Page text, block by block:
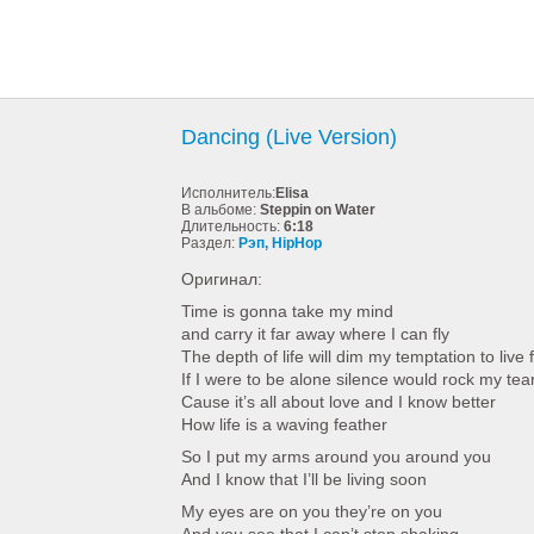
Dancing (Live Version)
Исполнитель:Elisa
В альбоме: Steppin on Water
Длительность: 6:18
Раздел: Рэп, HipHop
Оригинал:
Time is gonna take my mind
and carry it far away where I can fly
The depth of life will dim my temptation to live
If I were to be alone silence would rock my
Cause it’s all about love and I know better
How life is a waving feather
So I put my arms around you around you
And I know that I’ll be living soon
My eyes are on you they’re on you